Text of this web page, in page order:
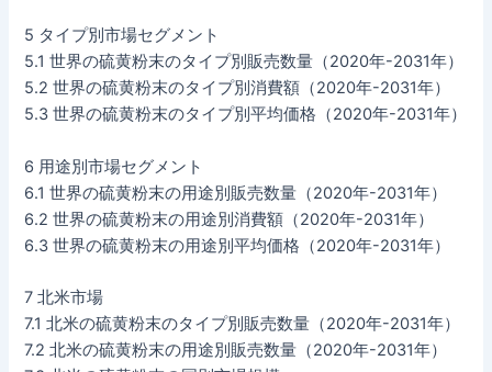
5 タイプ別市場セグメント
5.1 世界の硫黄粉末のタイプ別販売数量（2020年-2031年）
5.2 世界の硫黄粉末のタイプ別消費額（2020年-2031年）
5.3 世界の硫黄粉末のタイプ別平均価格（2020年-2031年）
6 用途別市場セグメント
6.1 世界の硫黄粉末の用途別販売数量（2020年-2031年）
6.2 世界の硫黄粉末の用途別消費額（2020年-2031年）
6.3 世界の硫黄粉末の用途別平均価格（2020年-2031年）
7 北米市場
7.1 北米の硫黄粉末のタイプ別販売数量（2020年-2031年）
7.2 北米の硫黄粉末の用途別販売数量（2020年-2031年）